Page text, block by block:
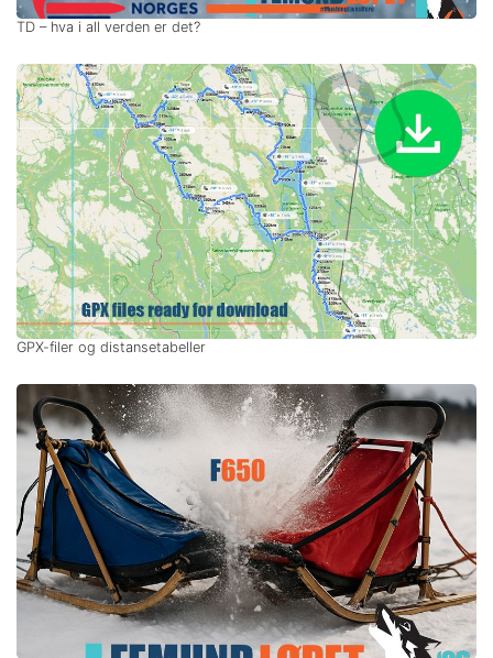
TD – hva i all verden er det?
GPX-filer og distansetabeller